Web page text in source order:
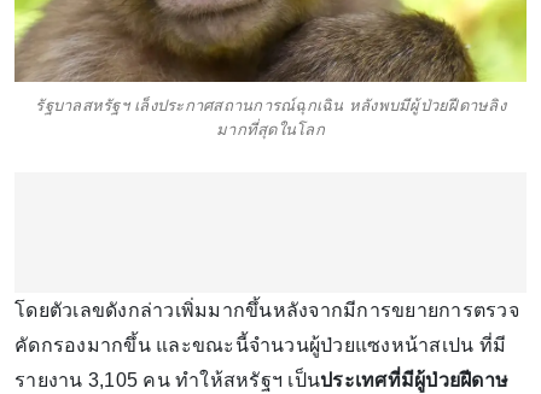
รัฐบาลสหรัฐฯ เล็งประกาศสถานการณ์ฉุกเฉิน หลังพบมีผู้ป่วยฝีดาษลิง
มากที่สุดในโลก
โดยตัวเลขดังกล่าวเพิ่มมากขึ้นหลังจากมีการขยายการตรวจ
คัดกรองมากขึ้น และขณะนี้จำนวนผู้ป่วยแซงหน้าสเปน ที่มี
รายงาน 3,105 คน ทำให้สหรัฐฯ เป็นประเทศที่มีผู้ป่วยฝีดาษ